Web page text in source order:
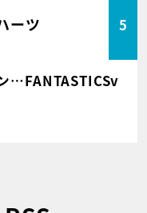
ーツ 5
…FANTASTICSv